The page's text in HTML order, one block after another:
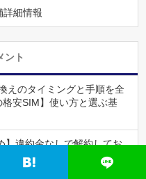
詳細情報
ント
えのタイミングと手順を全
格安SIM】使い方と選ぶ基
】違約金なしで解約してお
めての格安SIM】使い方と